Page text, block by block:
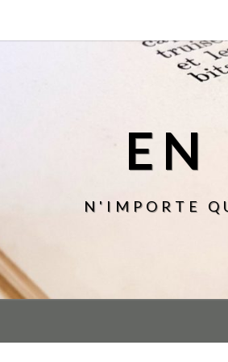
EN
N'IMPORTE